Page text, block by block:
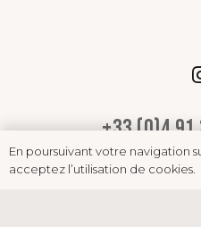
+33 (0)4 91
14 boulevard
En poursuivant votre navigation
acceptez l’utilisation de cookies.